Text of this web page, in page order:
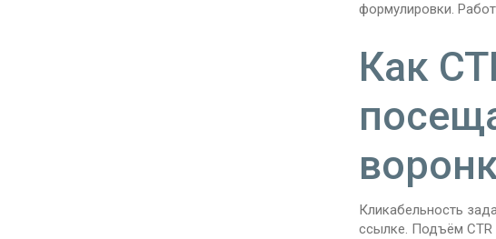
формулировки.
Как
Кликабельность
ссылке. Подъём CTR